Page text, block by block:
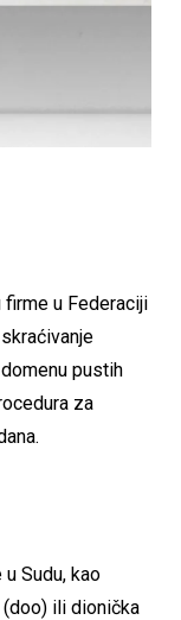
u Federaciji
pustih
za
Sudu, kao
ili dionička